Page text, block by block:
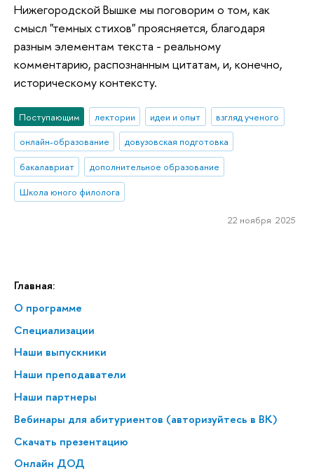
Главная:
О программе
Специализации
Наши выпускники
Наши преподаватели
Наши партнеры
Вебинары для абитуриентов (авторизуйтесь в ВК)
Скачать презентацию
Онлайн ДОД
Нижегородской Вышке мы поговорим о том, как
смысл "темных стихов" проясняется, благодаря
разным элементам текста - реальному
комментарию, распознанным цитатам, и, конечно,
историческому контексту.
Поступающим лектории идеи и опыт
взгляд ученого
онлайн-образование
довузовская подготовка
бакалавриат
дополнительное образование
Школа юного филолога
22 ноября 2025